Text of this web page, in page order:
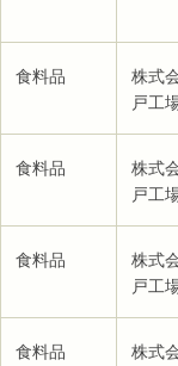
食料品
株式
戸工
食料品
株式
戸工
食料品
株式
戸工
食料品
株式